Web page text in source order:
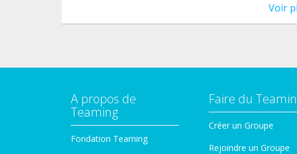
Voir
A propos de
Teaming
Fondation Teaming
Faire du
Créer un Groupe
Rejoindre un Groupe